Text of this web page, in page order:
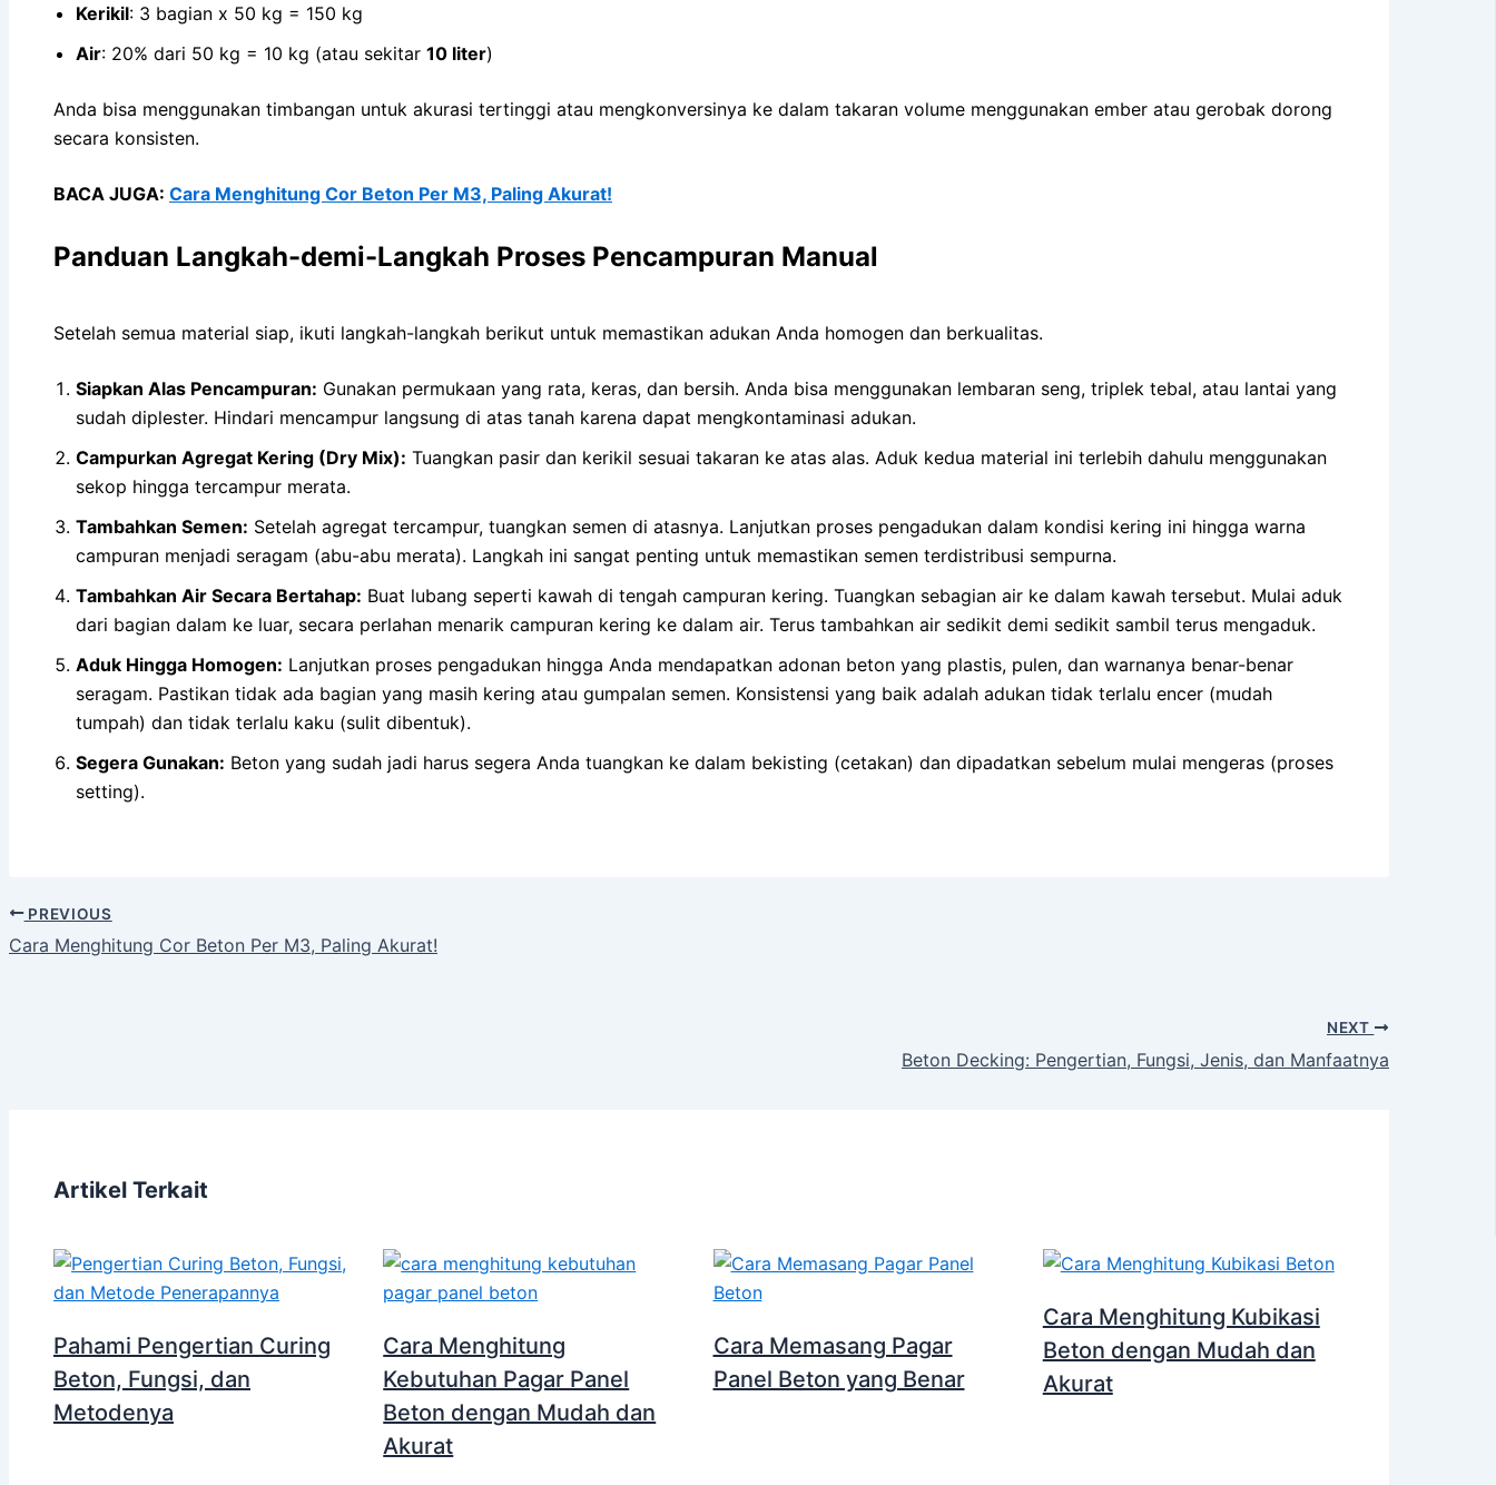
Kerikil: 3 bagian x 50 kg = 150 kg
Air: 20% dari 50 kg = 10 kg (atau sekitar 10 liter)
Anda bisa menggunakan timbangan untuk akurasi tertinggi atau mengkonversinya ke dalam takaran volume menggunakan ember atau gerobak dorong
secara konsisten.
BACA JUGA: Cara Menghitung Cor Beton Per M3, Paling Akurat!
Panduan Langkah-demi-Langkah Proses Pencampuran Manual
Setelah semua material siap, ikuti langkah-langkah berikut untuk memastikan adukan Anda homogen dan berkualitas.
Siapkan Alas Pencampuran: Gunakan permukaan yang rata, keras, dan bersih. Anda bisa menggunakan lembaran seng, triplek tebal, atau lantai yang
sudah diplester. Hindari mencampur langsung di atas tanah karena dapat mengkontaminasi adukan.
Campurkan Agregat Kering (Dry Mix): Tuangkan pasir dan kerikil sesuai takaran ke atas alas. Aduk kedua material ini terlebih dahulu menggunakan
sekop hingga tercampur merata.
Tambahkan Semen: Setelah agregat tercampur, tuangkan semen di atasnya. Lanjutkan proses pengadukan dalam kondisi kering ini hingga warna
campuran menjadi seragam (abu-abu merata). Langkah ini sangat penting untuk memastikan semen terdistribusi sempurna.
Tambahkan Air Secara Bertahap: Buat lubang seperti kawah di tengah campuran kering. Tuangkan sebagian air ke dalam kawah tersebut. Mulai aduk
dari bagian dalam ke luar, secara perlahan menarik campuran kering ke dalam air. Terus tambahkan air sedikit demi sedikit sambil terus mengaduk.
Aduk Hingga Homogen: Lanjutkan proses pengadukan hingga Anda mendapatkan adonan beton yang plastis, pulen, dan warnanya benar-benar
seragam. Pastikan tidak ada bagian yang masih kering atau gumpalan semen. Konsistensi yang baik adalah adukan tidak terlalu encer (mudah
tumpah) dan tidak terlalu kaku (sulit dibentuk).
Segera Gunakan: Beton yang sudah jadi harus segera Anda tuangkan ke dalam bekisting (cetakan) dan dipadatkan sebelum mulai mengeras (proses
setting).
PREVIOUS
Cara Menghitung Cor Beton Per M3, Paling Akurat!
NEXT
Beton Decking: Pengertian, Fungsi, Jenis, dan Manfaatnya
Artikel Terkait
Pahami Pengertian Curing
Beton, Fungsi, dan
Metodenya
Cara Menghitung
Kebutuhan Pagar Panel
Beton dengan Mudah dan
Akurat
Cara Memasang Pagar
Panel Beton yang Benar
Cara Menghitung Kubikasi
Beton dengan Mudah dan
Akurat